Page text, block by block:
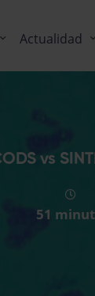
Actualidad
vs
51